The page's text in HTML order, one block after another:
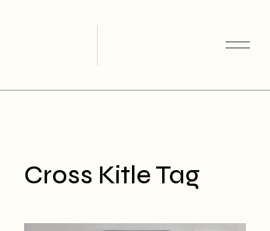
Cross Kitle Tag